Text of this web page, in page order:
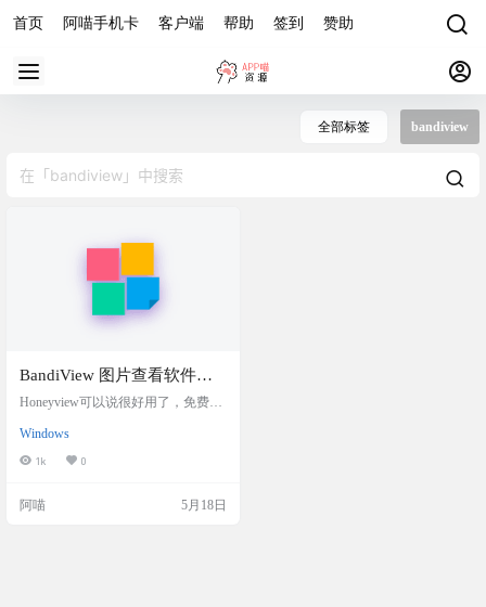
首页 阿喵手机卡 客户端 帮助 签到 赞助
全部标签 bandiview
BandiView 图片查看软件
v7.26专业绿色版，
Honeyview可以说很好用了，免费，
diView(收费) 软件介绍 BandiView 是
Honeyview 的后续图像查看器，它继
于Windows 自带的图片查看器，在
Windows
1k 0
阿喵 5月18日